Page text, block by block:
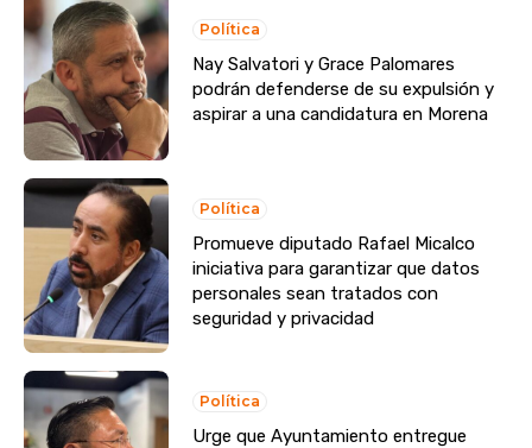
Política
Nay Salvatori y Grace Palomares
podrán defenderse de su expulsión y
aspirar a una candidatura en Morena
Política
Promueve diputado Rafael Micalco
iniciativa para garantizar que datos
personales sean tratados con
seguridad y privacidad
Política
Urge que Ayuntamiento entregue